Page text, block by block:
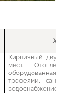
Кирпичный
мест.
трофеями,
водоснабжение,